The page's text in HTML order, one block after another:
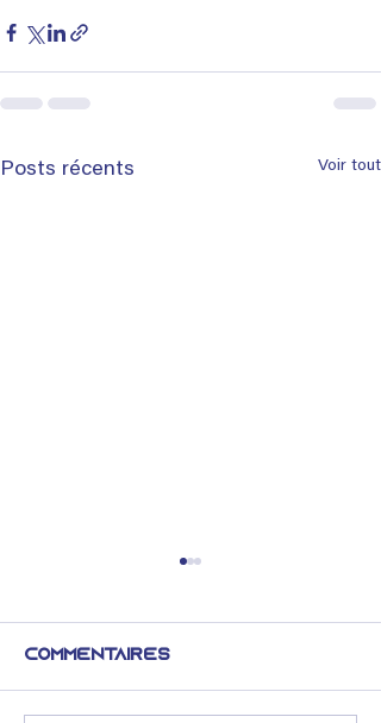
Posts récents Voir tout
Commentaires